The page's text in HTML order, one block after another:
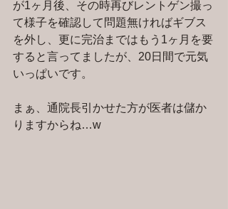
が1ヶ月後、その時再びレントゲン撮っ
て様子を確認して問題無ければギブス
を外し、更に完治まではもう1ヶ月を要
すると言ってましたが、20日間で元気
いっぱいです。
まぁ、通院長引かせた方が医者は儲か
りますからね…w